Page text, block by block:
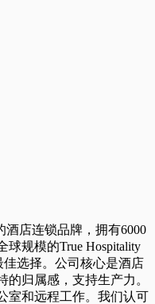
店连锁品牌，拥有6000
规模的True Hospitality
选择。公司核心是酒店
归属感，支持生产力。
室和远程工作。我们认可